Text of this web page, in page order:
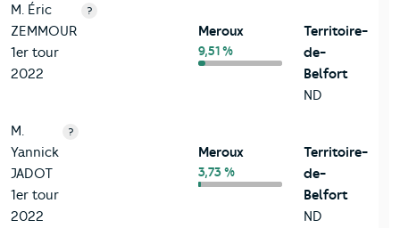
M. Éric
ZEMMOUR
1er tour
2022
?
Meroux
9,51 %
Territoire-
de-
Belfort
ND
M.
Yannick
JADOT
1er tour
2022
?
Meroux
3,73 %
Territoire-
de-
Belfort
ND